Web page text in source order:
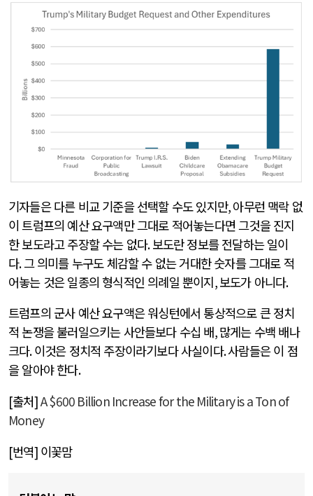
기자들은 다른 비교 기준을 선택할 수도 있지만,아무런 맥락 없
이 트럼프의 예산 요구액만 그대로 적어놓는다면 그것을 진지
한 보도라고 주장할 수는 없다.보도란 정보를 전달하는 일이
다.그 의미를 누구도 체감할 수 없는 거대한 숫자를 그대로 적
어놓는 것은 일종의 형식적인 의례일 뿐이지,보도가 아니다.
트럼프의 군사 예산 요구액은 워싱턴에서 통상적으로 큰 정치
적 논쟁을 불러일으키는 사안들보다 수십 배,많게는 수백 배나
크다.이것은 정치적 주장이라기보다 사실이다.사람들은 이 점
을 알아야 한다.
[출처]A $600 Billion Increase for the Military is a Ton of
Money
[번역] 이꽃맘